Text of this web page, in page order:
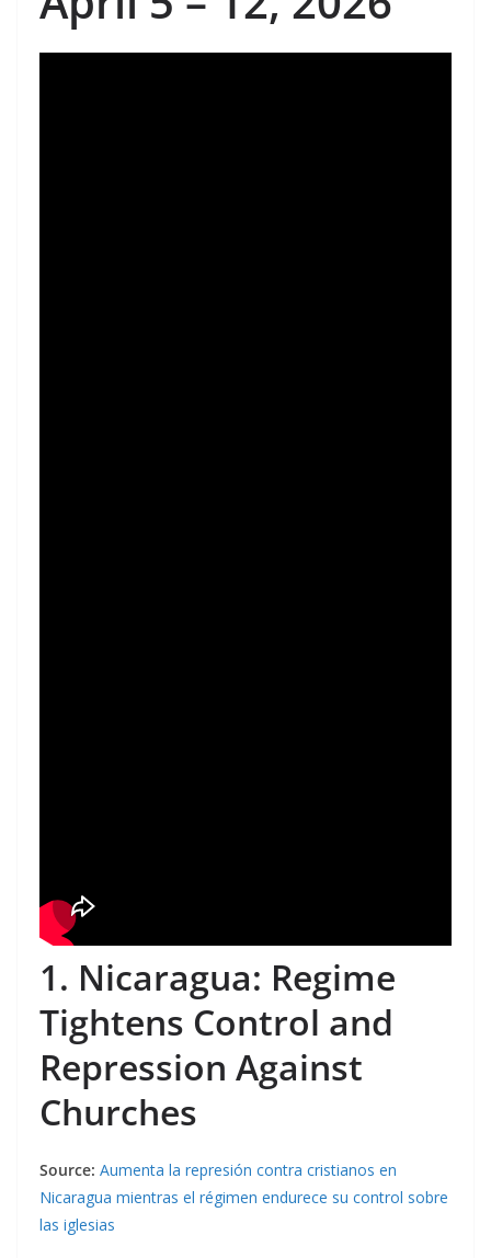
1. Nicaragua: Regime
Tightens Control and
Repression Against
Churches
Source: Aumenta la represión contra cristianos en
Nicaragua mientras el régimen endurece su control sobre
las iglesias